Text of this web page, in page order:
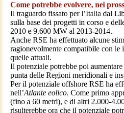
Come potrebbe evolvere, nei
Il traguardo fissato per l’Italia dal
sulla base dei progetti in corso e
2010 e 9.600 MW al 2013-2014.
Anche RSE ha effettuato alcune
ragionevolmente compatibile con
quelle attuali.
Il potenziale potrebbe poi
punta delle Regioni meridionali e
Per il potenziale offshore RSE ha
nell’Atlante eolico. Come primo
(fino a 60 metri), e di altri 2.000-
risulterebbe ora che il potenziale